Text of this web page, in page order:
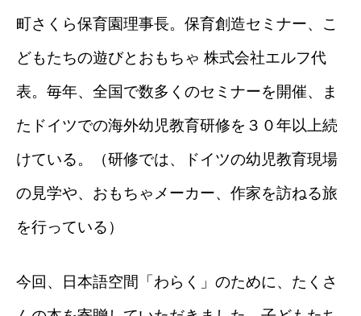
町さくら保育園理事長。保育創造セミナー、こ
どもたちの遊びとおもちゃ 株式会社エルフ代
表。毎年、全国で数多くのセミナーを開催、ま
たドイツでの海外幼児教育研修を３０年以上続
けている。（研修では、ドイツの幼児教育現場
の見学や、おもちゃメーカー、作家を訪ねる旅
を行っている）
今回、日本語空間「わらく」のために、たくさ